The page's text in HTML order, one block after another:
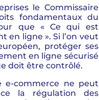
le Commissaire
fondamentaux du
que « Ce qui est
en ligne ». Si l’on veut
protéger ses
en ligne sécurisé
doit être contrôlé.
e-commerce ne peut
la régulation des